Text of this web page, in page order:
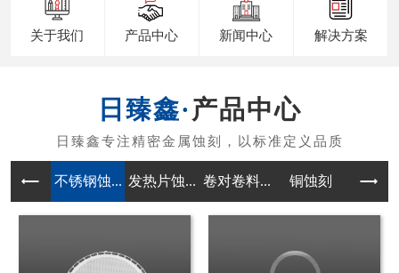
关于我们 产品中心 新闻中心 解决方案
产品中心
不锈钢蚀... 发热片蚀... 卷对卷料... 铜蚀刻